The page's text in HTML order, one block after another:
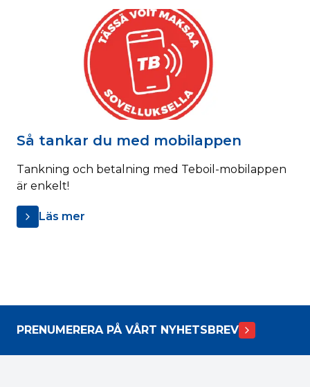
Så tankar du med mobilappen
Tankning och betalning med Teboil-mobilappen
är enkelt!
Läs mer
PRENUMERERA PÅ VÅRT NYHETSBREV